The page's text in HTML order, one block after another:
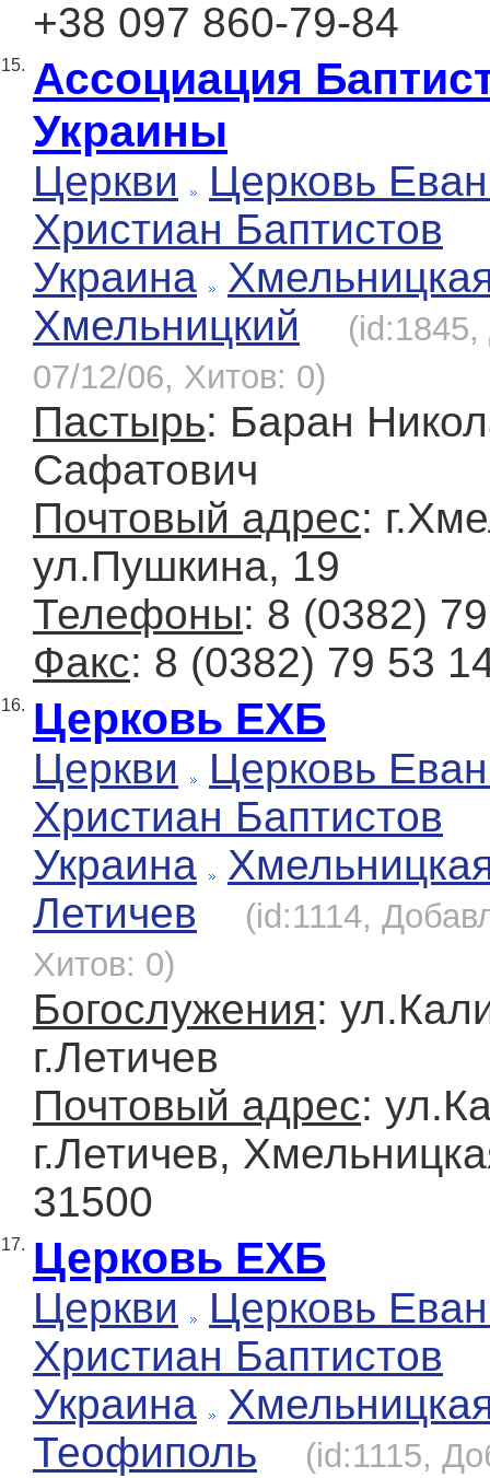
+38 097 860-79-84
15. Ассоциация
Украины
Церкви
Церковь
Христиан Баптистов
Украина
Хмельницкий
07/12/06, Хитов: 0)
Пастырь: Баран
Сафатович
Почтовый адрес:
ул.Пушкина, 19
Телефоны: 8 (0382)
Факс: 8 (0382) 79 53
16. Церковь ЕХБ
Церкви
Церковь
Христиан Баптистов
Украина
Летичев
(id:1114,
Хитов: 0)
Богослужения:
г.Летичев
Почтовый адрес:
г.Летичев,
31500
17. Церковь ЕХБ
Церкви
Церковь
Христиан Баптистов
Украина
Теофиполь
(id:1115,